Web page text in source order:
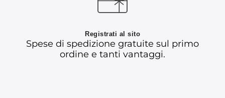
Registrati al sito
Spese di spedizione gratuite sul primo
ordine e tanti vantaggi.